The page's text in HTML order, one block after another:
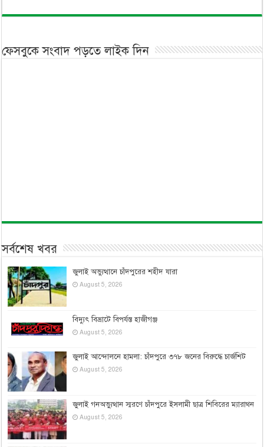
ফেসবুকে সংবাদ পড়তে লাইক দিন
সর্বশেষ খবর
জুলাই অভ্যুত্থানে চাঁদপুরের শহীদ যারা
August 5, 2026
বিদ্যুৎ বিভ্রাটে বিপর্যস্ত হাজীগঞ্জ
August 5, 2026
জুলাই আন্দোলনে হামলা: চাঁদপুরে ৩৭৮ জনের বিরুদ্ধে চার্জশিট
August 5, 2026
জুলাই গনঅভ্যুত্থান স্মরণে চাঁদপুরে ইসলামী ছাত্র শিবিরের ম্যারাথন
August 5, 2026